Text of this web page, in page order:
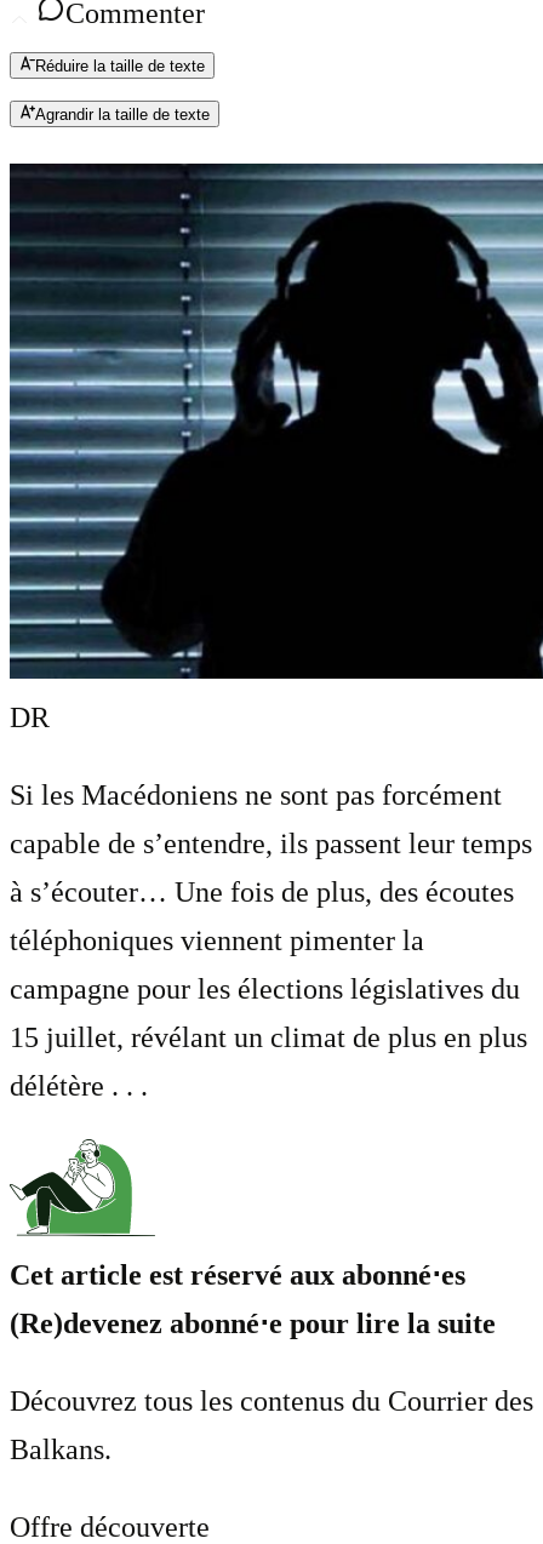
Commenter
Réduire la taille de texte
Agrandir la taille de texte
DR
Si les Macédoniens ne sont pas forcément
capable de s’entendre, ils passent leur temps
à s’écouter… Une fois de plus, des écoutes
téléphoniques viennent pimenter la
campagne pour les élections législatives du
15 juillet, révélant un climat de plus en plus
délétère . . .
Cet article est réservé aux abonné⋅es
(Re)devenez abonné⋅e pour lire la suite
Découvrez tous les contenus du Courrier des
Balkans.
Offre découverte